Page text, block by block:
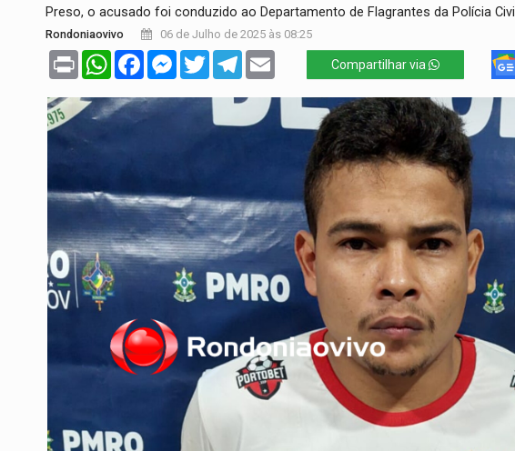
Preso, o acusado foi conduzido ao Departamento de Flagrantes da Polícia Civil
Rondoniaovivo 06 de Julho de 2025 às 08:25
Print WhatsAppFacebookMessenger
TwitterTelegram Compartilhar via